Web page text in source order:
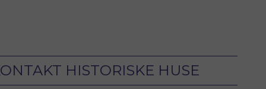
HISTORISKE HUSE